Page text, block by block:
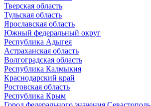
Тверская область
Тульская область
Ярославская область
Южный федеральный округ
Республика Адыгея
Астраханская область
Волгоградская область
Республика Калмыкия
Краснодарский край
Ростовская область
Республика Крым